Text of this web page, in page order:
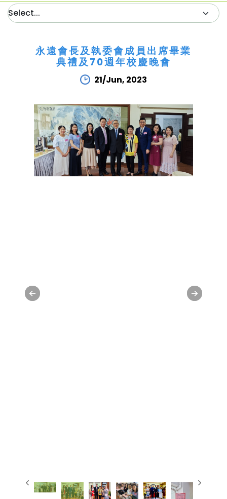
永遠會長及執委會成員出席畢業
典禮及70週年校慶晚會
21/Jun, 2023